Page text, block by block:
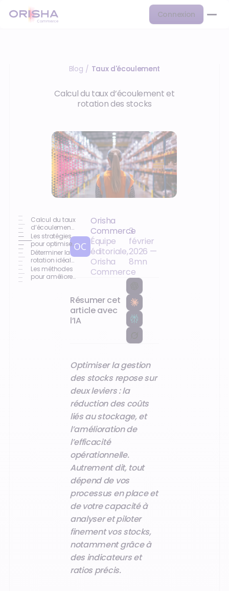
Connexion
Blog / Taux d'écoulement
Calcul du taux d’écoulement et
rotation des stocks
Calcul du taux
d’écoulement :
bien gérer vos
stocks
Les stratégies
pour optimiser
le taux
d’écoulement
Déterminer la
rotation idéale
des stocks
Les méthodes
pour améliorer
Orisha
Commerce
Équipe
éditoriale,
Orisha
Commerce
3
février
2026 —
8mn
Résumer cet
article avec
l’IA
Optimiser la gestion
des stocks repose sur
deux leviers : la
réduction des coûts
liés au stockage, et
l’amélioration de
l’efficacité
opérationnelle.
Autrement dit, tout
dépend de vos
processus en place et
de votre capacité à
analyser et piloter
finement vos stocks,
notamment grâce à
des indicateurs et
ratios précis.